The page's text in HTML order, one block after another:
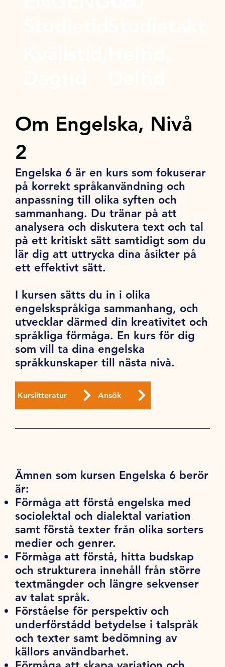
Om Engelska, Nivå
2
Engelska 6 är en kurs som fokuserar
på korrekt språkanvändning och
anpassning till olika syften och
sammanhang. Du tränar på att
analysera och diskutera text och tal
på ett kritiskt sätt samtidigt som du
lär dig att uttrycka dina åsikter på
ett effektivt sätt.
I kursen sätts du in i olika
engelskspråkiga sammanhang, och
utvecklar därmed din kreativitet och
språkliga förmåga. En kurs för dig
som vill ta dina engelska
språkkunskaper till nästa nivå.
Kurslitteratur Ansök
Ämnen som kursen Engelska 6 berör
är:
Förmåga att förstå engelska med
sociolektal och dialektal variation
samt förstå texter från olika sorters
medier och genrer.
Förmåga att förstå, hitta budskap
och strukturera innehåll från större
textmängder och längre sekvenser
av talat språk.
Förståelse för perspektiv och
underförstådd betydelse i talspråk
och texter samt bedömning av
källors användbarhet.